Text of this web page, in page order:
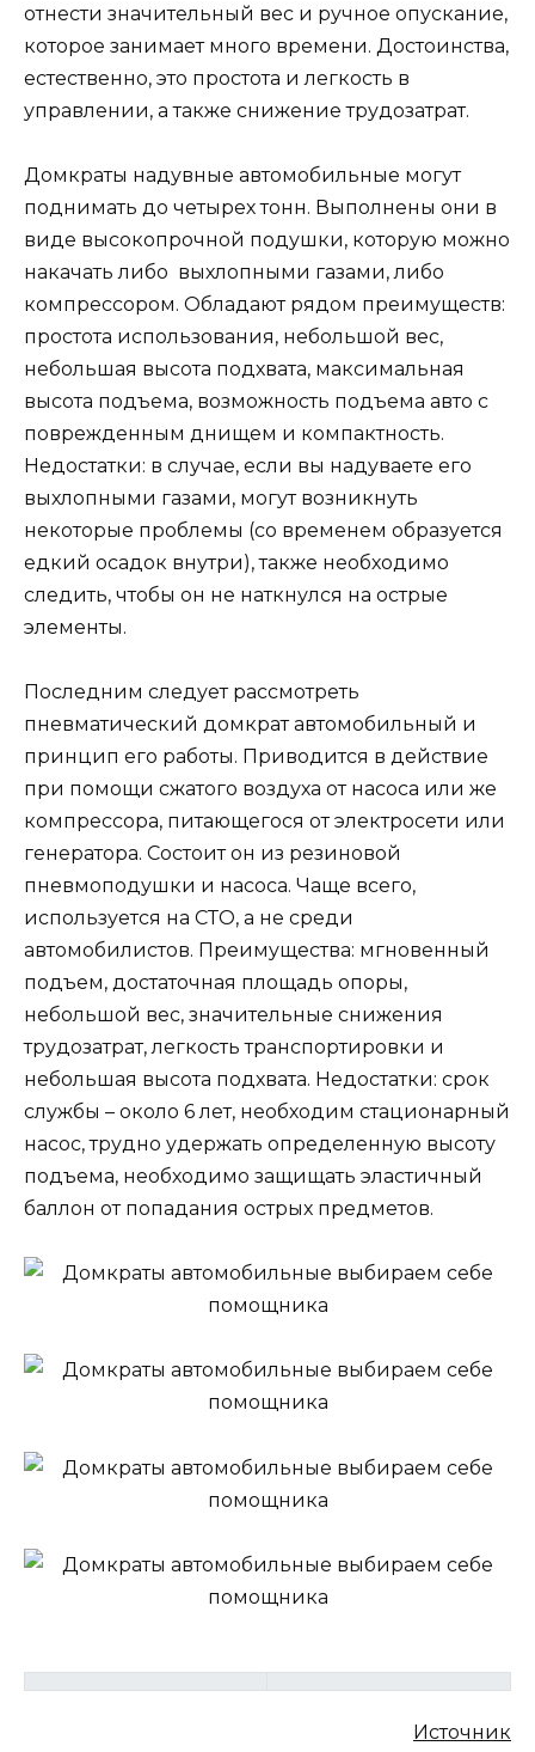
отнести значительный вес и ручное опускание,
которое занимает много времени. Достоинства,
естественно, это простота и легкость в
управлении, а также снижение трудозатрат.
Домкраты надувные автомобильные могут
поднимать до четырех тонн. Выполнены они в
виде высокопрочной подушки, которую можно
накачать либо выхлопными газами, либо
компрессором. Обладают рядом преимуществ:
простота использования, небольшой вес,
небольшая высота подхвата, максимальная
высота подъема, возможность подъема авто с
поврежденным днищем и компактность.
Недостатки: в случае, если вы надуваете его
выхлопными газами, могут возникнуть
некоторые проблемы (со временем образуется
едкий осадок внутри), также необходимо
следить, чтобы он не наткнулся на острые
элементы.
Последним следует рассмотреть
пневматический домкрат автомобильный и
принцип его работы. Приводится в действие
при помощи сжатого воздуха от насоса или же
компрессора, питающегося от электросети или
генератора. Состоит он из резиновой
пневмоподушки и насоса. Чаще всего,
используется на СТО, а не среди
автомобилистов. Преимущества: мгновенный
подъем, достаточная площадь опоры,
небольшой вес, значительные снижения
трудозатрат, легкость транспортировки и
небольшая высота подхвата. Недостатки: срок
службы – около 6 лет, необходим стационарный
насос, трудно удержать определенную высоту
подъема, необходимо защищать эластичный
баллон от попадания острых предметов.
Источник